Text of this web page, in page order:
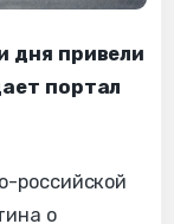
дня привели
портал